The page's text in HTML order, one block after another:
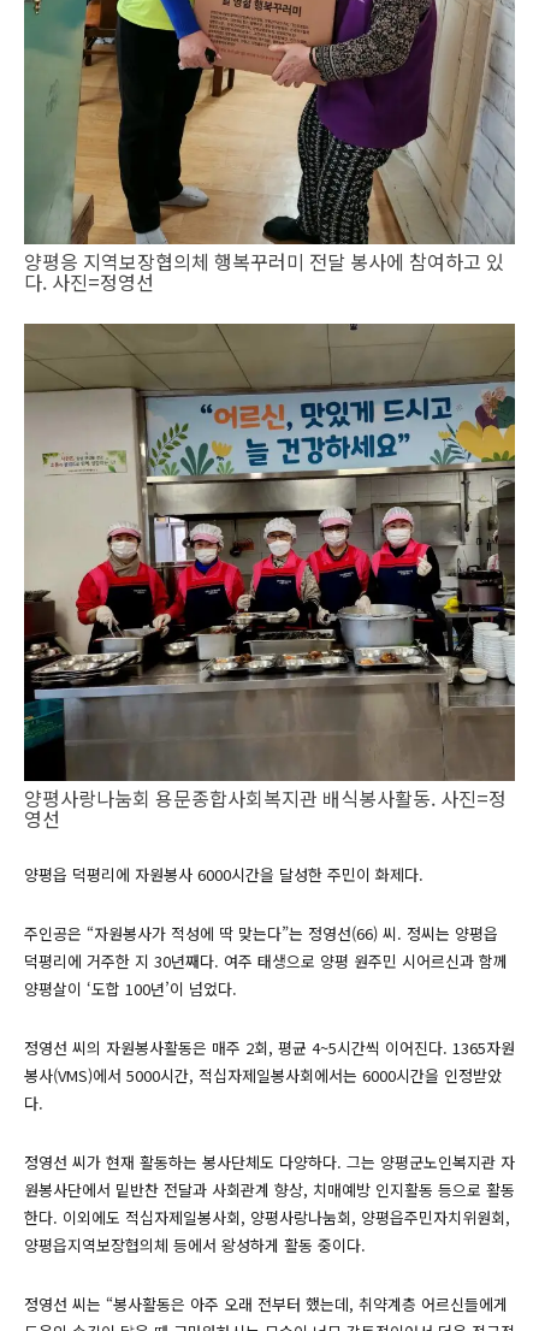
양평응 지역보장협의체 행복꾸러미 전달 봉사에 참여하고 있
다. 사진=정영선
양평사랑나눔회 용문종합사회복지관 배식봉사활동. 사진=정
영선
양평읍 덕평리에 자원봉사 6000시간을 달성한 주민이 화제다.
주인공은 “자원봉사가 적성에 딱 맞는다”는 정영선(66) 씨. 정씨는 양평읍
덕평리에 거주한 지 30년째다. 여주 태생으로 양평 원주민 시어르신과 함께
양평살이 ‘도합 100년’이 넘었다.
정영선 씨의 자원봉사활동은 매주 2회, 평균 4~5시간씩 이어진다. 1365자원
봉사(VMS)에서 5000시간, 적십자제일봉사회에서는 6000시간을 인정받았
다.
정영선 씨가 현재 활동하는 봉사단체도 다양하다. 그는 양평군노인복지관 자
원봉사단에서 밑반찬 전달과 사회관계 향상, 치매예방 인지활동 등으로 활동
한다. 이외에도 적십자제일봉사회, 양평사랑나눔회, 양평읍주민자치위원회,
양평읍지역보장협의체 등에서 왕성하게 활동 중이다.
정영선 씨는 “봉사활동은 아주 오래 전부터 했는데, 취약계층 어르신들에게